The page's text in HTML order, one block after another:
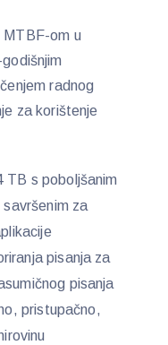
MTBF-om u
radnog
za korištenje
TB s poboljšanim
za
pisanja za
pisanja
pristupačno,